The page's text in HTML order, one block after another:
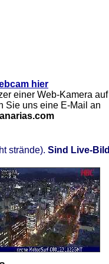
hier
einer Web-Kamera auf
Sie uns eine E-Mail an
strände). Sind Live-